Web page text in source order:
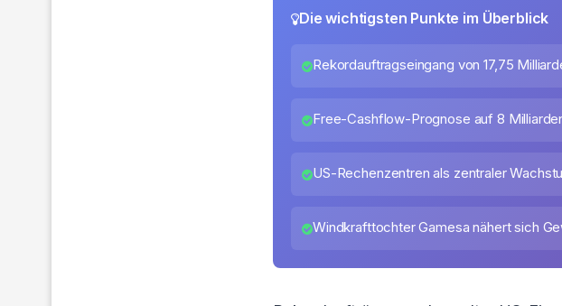
Die wichtigsten Punkte im Überblick
Rekordauftragseingang von 17,75
Free-Cashflow-Prognose auf 8
US-Rechenzentren als zentraler
Windkrafttochter Gamesa nähert sich